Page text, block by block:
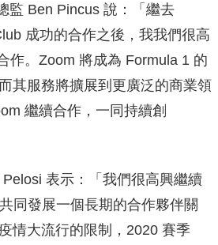
監 Ben Pincus 說：「繼去
成功的合作之後，我我們很高
作。Zoom 將成為 Formula 1 的
其服務將擴展到更廣泛的商業領
繼續合作，一同持續創
表示：「我們很高興繼續
同發展一個長期的合作夥伴關
情大流行的限制，2020 賽季